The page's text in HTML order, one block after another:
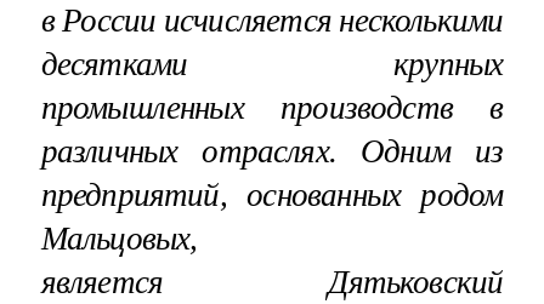
в России исчисляется несколькими
десятками крупных
промышленных производств в
различных отраслях. Одним из
предприятий, основанных родом
Мальцовых,
является Дятьковский